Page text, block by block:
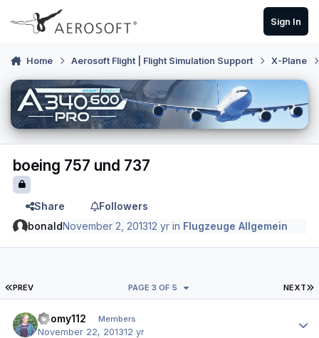
Skip to content
Sign In
Home Aerosoft Flight | Flight Simulation Support X-Plane
boeing 757 und 737
Share
Followers
bonaldNovember 2, 201312 yr in Flugzeuge Allgemein
FIRST PAGE
PREV NEXT
PAGE 3 OF 5
Zoomy112 Members
November 22, 201312 yr